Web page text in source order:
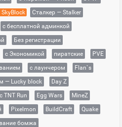
Сталкер — Stalker
с бесплатной админкой
Без регистрации
с Экономикой пиратские
PVE
с лаунчером
Flan`s
— Lucky block
Day Z
с TNT Run Egg Wars
MineZ
Pixelmon BuildCraft
Quake
бомжа